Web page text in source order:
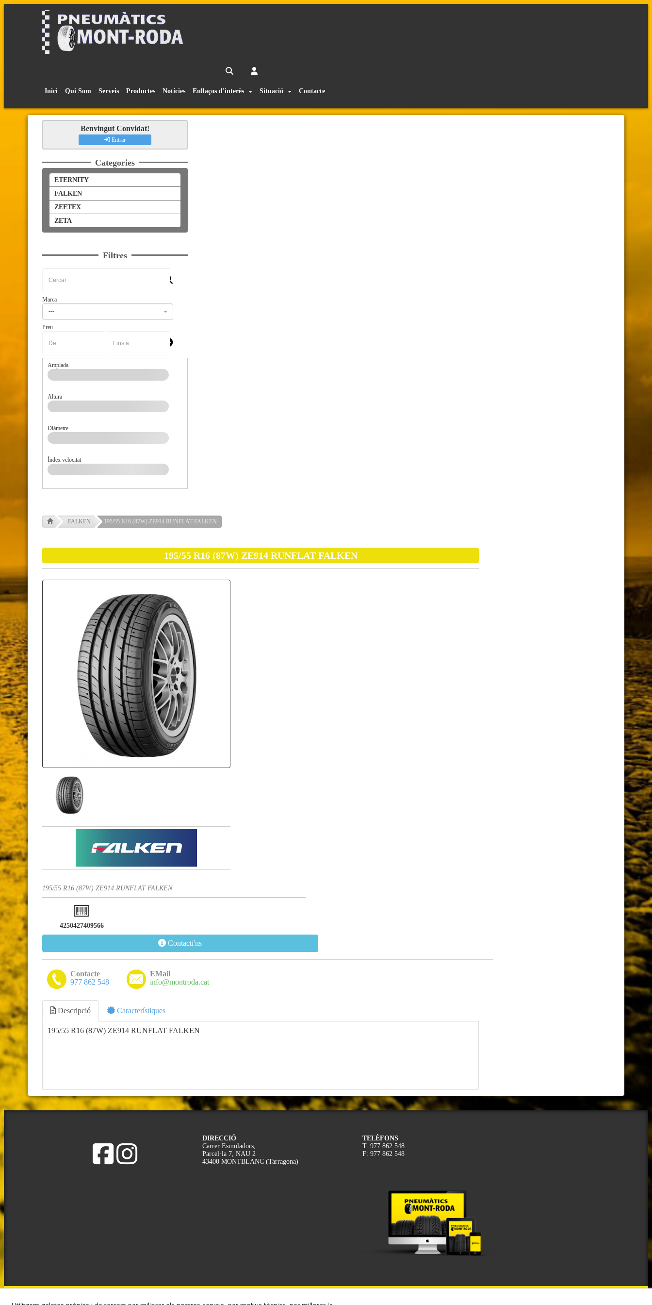
Inici Qui Som Serveis Productes Notícies Enllaços d'interès Situació Contacte
Benvingut Convidat!
Entrar
Categories
ETERNITY
FALKEN
ZEETEX
ZETA
Filtres
Marca
---
Preu
Amplada
Altura
Diàmetre
Índex velocitat
FALKEN 195/55 R16 (87W) ZE914 RUNFLAT FALKEN
195/55 R16 (87W) ZE914 RUNFLAT FALKEN
195/55 R16 (87W) ZE914 RUNFLAT FALKEN
4250427409566
Contacti'ns
Contacte
977 862 548
EMail
info@montroda.cat
Descripció Característiques
195/55 R16 (87W) ZE914 RUNFLAT FALKEN
DIRECCIÓ
Carrer Esmoladors,
Parcel·la 7, NAU 2
43400 MONTBLANC (Tarragona)
TELÈFONS
T: 977 862 548
F: 977 862 548